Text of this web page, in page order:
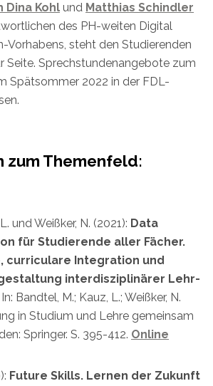
Dina Kohl und Matthias Schindler
des PH-weiten Digital
Vorhabens, steht den Studierenden
Seite. Sprechstundenangebote zum
Spätsommer 2022 in der FDL-
zum Themenfeld:
und Weißker, N. (2021): Data
für Studierende aller Fächer.
curriculare Integration und
interdisziplinärer Lehr-
In: Bandtel, M.; Kauz, L.; Weißker, N.
in Studium und Lehre gemeinsam
Springer. S. 395-412. Online
Future Skills. Lernen der Zukunft